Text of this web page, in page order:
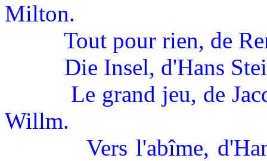
Milton.
Tout pour rien, de
Die Insel, d'Hans
Le grand jeu, de
Willm.
Vers l'abîme,